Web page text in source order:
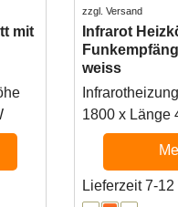
mit
zzgl. Versand
Infrarot
weiss
1800 x Länge
Lieferzeit 7-